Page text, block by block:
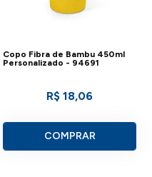
Copo Fibra de Bambu 450ml
Personalizado - 94691
R$ 18,06
COMPRAR